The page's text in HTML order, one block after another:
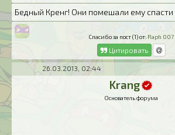
Бедный Кренг! Они помешали ему
Спасибо за пост (1) от: Raph 007
Цитировать
26.03.2013, 02:44
Krang
Основатель форума